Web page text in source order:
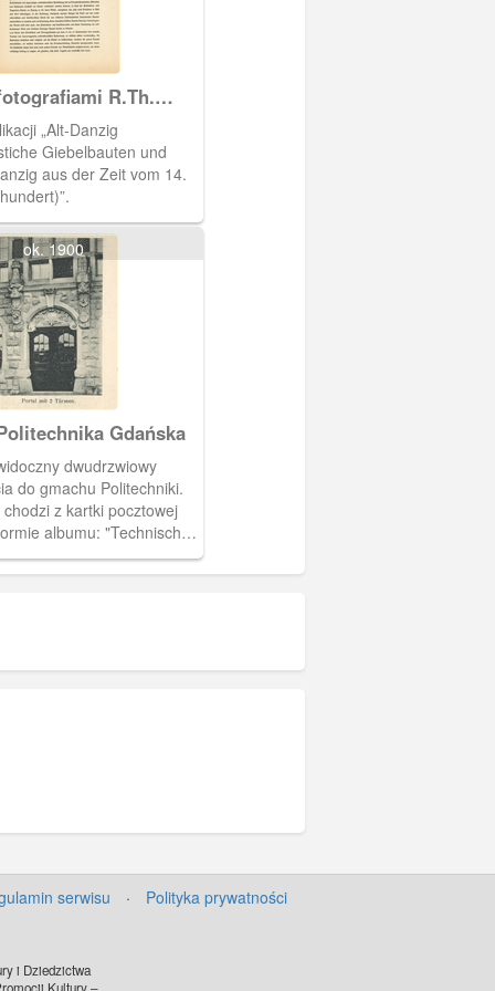
R.Th.
„Alt-Danzig
Giebelbauten und
aus der Zeit vom 14.
ok. 1900
Gdańska
dwudrzwiowy
do gmachu Politechniki.
z kartki pocztowej
albumu: "Technische
Kartka zrobiona
tektury, z wykrojonym w
6 cm) złożony w
serwisu · Polityka prywatności
i Dziedzictwa